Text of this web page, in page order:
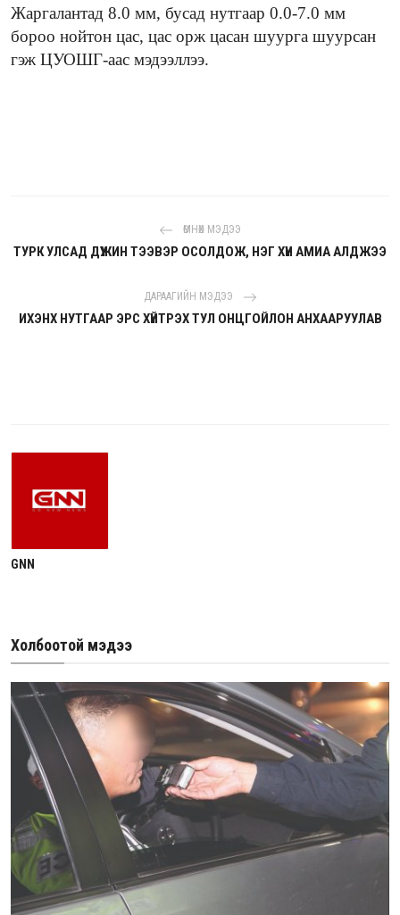
Жаргалантад 8.0 мм, бусад нутгаар 0.0-7.0 мм
бороо нойтон цас, цас орж цасан шуурга шуурсан
гэж ЦУОШГ-аас мэдээллээ.
ӨМНӨХ МЭДЭЭ
ТУРК УЛСАД ДҮҮЖИН ТЭЭВЭР ОСОЛДОЖ, НЭГ ХҮН АМИА АЛДЖЭЭ
ДАРААГИЙН МЭДЭЭ
ИХЭНХ НУТГААР ЭРС ХҮЙТРЭХ ТУЛ ОНЦГОЙЛОН АНХААРУУЛАВ
GNN
Холбоотой мэдээ